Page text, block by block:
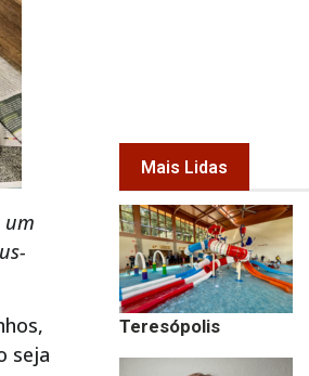
um
seja
Mais Lidas
Teresópolis